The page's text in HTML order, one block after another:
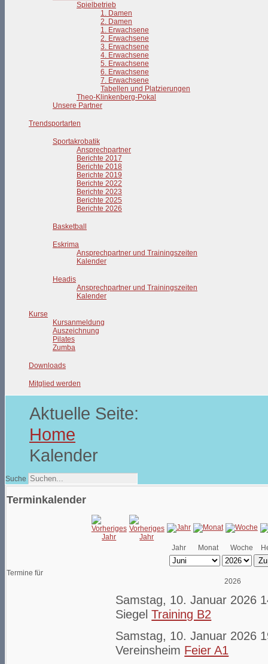
Spielbetrieb
1. Damen
2. Damen
1. Erwachsene
2. Erwachsene
3. Erwachsene
4. Erwachsene
5. Erwachsene
6. Erwachsene
7. Erwachsene
Tabellen und Platzierungen
Theo-Klinkenberg-Pokal
Unsere Partner
Trendsportarten
Sportakrobatik
Ansprechpartner
Berichte 2017
Berichte 2018
Berichte 2019
Berichte 2022
Berichte 2023
Berichte 2025
Berichte 2026
Basketball
Eskrima
Ansprechpartner und Trainingszeiten
Kalender
Headis
Ansprechpartner und Trainingszeiten
Kalender
Kurse
Kursanmeldung
Auszeichnung
Pilates
Zumba
Downloads
Mitglied werden
Aktuelle Seite:
Home
Kalender
Suche
Terminkalender
Jahr Monat Woche
Termine für
2026
Samstag, 10. Januar 2026
SiegelTraining B2
Samstag, 10. Januar 2026
Vereinsheim Feier A1